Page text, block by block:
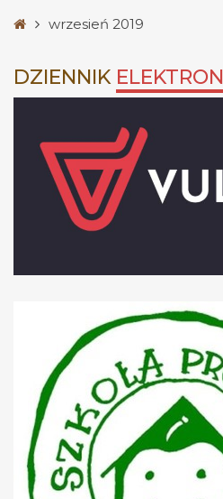
Stronawrzesień 2019
DZIENNIK